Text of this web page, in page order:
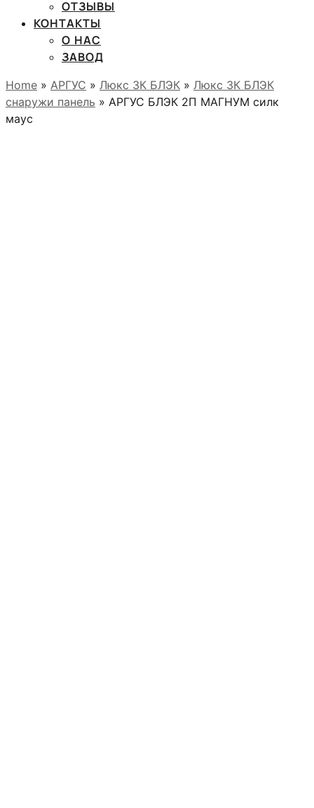
ОТЗЫВЫ
КОНТАКТЫ
О НАС
ЗАВОД
Home » АРГУС » Люкс 3К БЛЭК » Люкс 3К БЛЭК
снаружи панель » АРГУС БЛЭК 2П МАГНУМ силк
маус